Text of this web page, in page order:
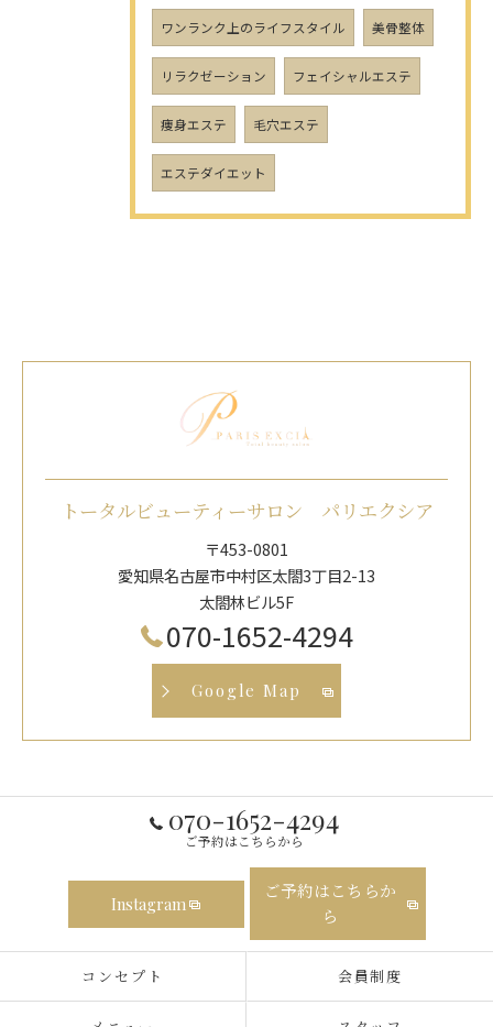
ワンランク上のライフスタイル 美骨整体
リラクゼーション フェイシャルエステ
痩身エステ 毛穴エステ
エステダイエット
トータルビューティーサロン パリエクシア
〒453-0801
愛知県名古屋市中村区太閤3丁目2-13
太閤林ビル5F
070-1652-4294
Google Map
070-1652-4294
ご予約はこちらから
Instagram
ご予約はこちらか
ら
コンセプト 会員制度